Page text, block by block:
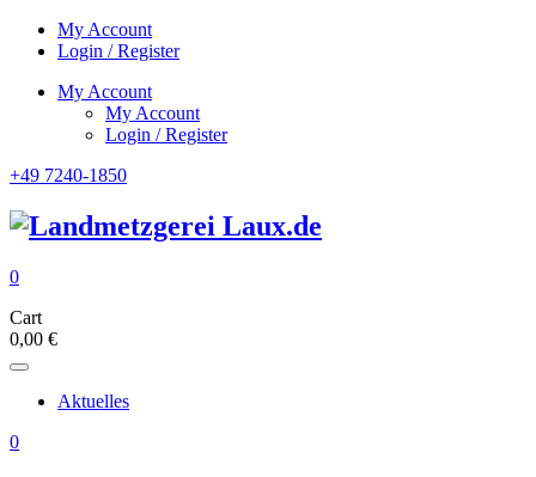
My Account
Login / Register
My Account
My Account
Login / Register
+49 7240-1850
0
Cart
0,00 €
Aktuelles
0